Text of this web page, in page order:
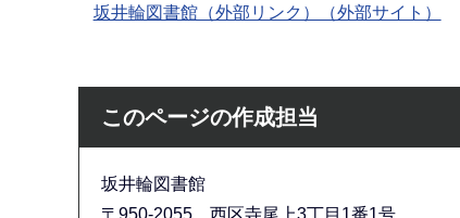
坂井輪図書館（外部リンク）（外部サイト）
このページの作成担当
坂井輪図書館
〒950-2055 西区寺尾上3丁目1番1号